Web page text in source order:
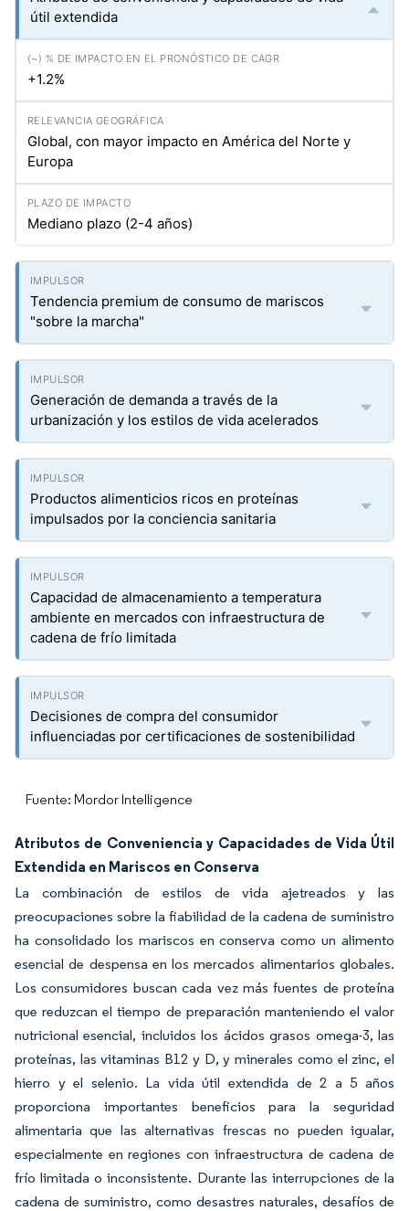
útil extendida
+1.2%
Global, con mayor impacto en América del Norte y
Europa
Mediano plazo (2-4 años)
Tendencia premium de consumo de mariscos
"sobre la marcha"
Generación de demanda a través de la
urbanización y los estilos de vida acelerados
Productos alimenticios ricos en proteínas
impulsados por la conciencia sanitaria
Capacidad de almacenamiento a temperatura
ambiente en mercados con infraestructura de
cadena de frío limitada
Decisiones de compra del consumidor
influenciadas por certificaciones de sostenibilidad
Fuente: Mordor Intelligence
Atributos de Conveniencia y Capacidades de Vida Útil
Extendida en Mariscos en Conserva
La combinación de estilos de vida ajetreados y las
preocupaciones sobre la fiabilidad de la cadena de suministro
ha consolidado los mariscos en conserva como un alimento
esencial de despensa en los mercados alimentarios globales.
Los consumidores buscan cada vez más fuentes de proteína
que reduzcan el tiempo de preparación manteniendo el valor
nutricional esencial, incluidos los ácidos grasos omega-3, las
proteínas, las vitaminas B12 y D, y minerales como el zinc, el
hierro y el selenio. La vida útil extendida de 2 a 5 años
proporciona importantes beneficios para la seguridad
alimentaria que las alternativas frescas no pueden igualar,
especialmente en regiones con infraestructura de cadena de
frío limitada o inconsistente. Durante las interrupciones de la
cadena de suministro, como desastres naturales, desafíos de